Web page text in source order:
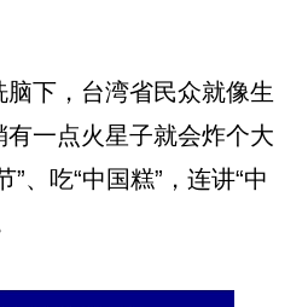
下，台湾省民众就像生
一点火星子就会炸个大
、吃“中国糕”，连讲“中